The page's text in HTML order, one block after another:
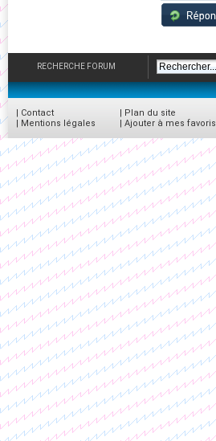
RECHERCHE FORUM
| Contact
| Mentions légales
| Plan du site
| Ajouter à mes favoris